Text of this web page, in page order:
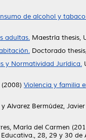
de alcohol y
adultas. Maestría thesis,
Doctorado
y Normatividad Jurídica.
(2008) Violencia y familia
y Alvarez Bermúdez, Javier
María del Carmen
28, 29 y 30